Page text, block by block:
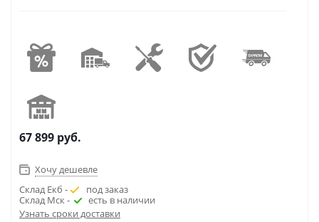
67 899 руб.
Хочу дешевле
Склад Екб -
под заказ
Склад Мск -
есть в наличии
Узнать сроки доставки